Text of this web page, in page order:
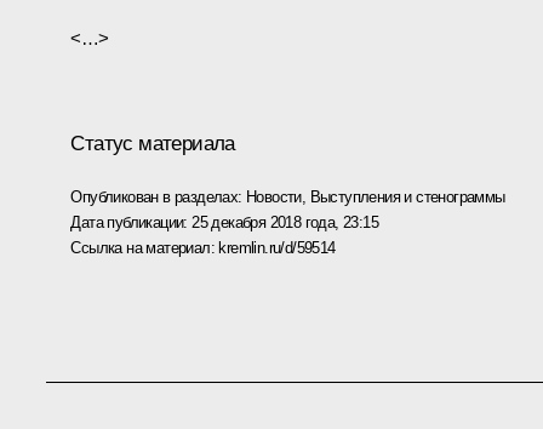
<…>
Статус материала
Опубликован в разделах: Новости, Выступления и стенограммы
Дата публикации: 25 декабря 2018 года, 23:15
Ссылка на материал: kremlin.ru/d/59514